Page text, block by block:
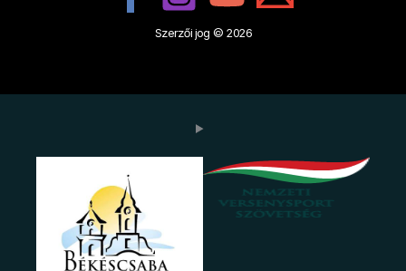
Szerzői jog © 2026